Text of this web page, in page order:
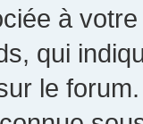
à
qui
le